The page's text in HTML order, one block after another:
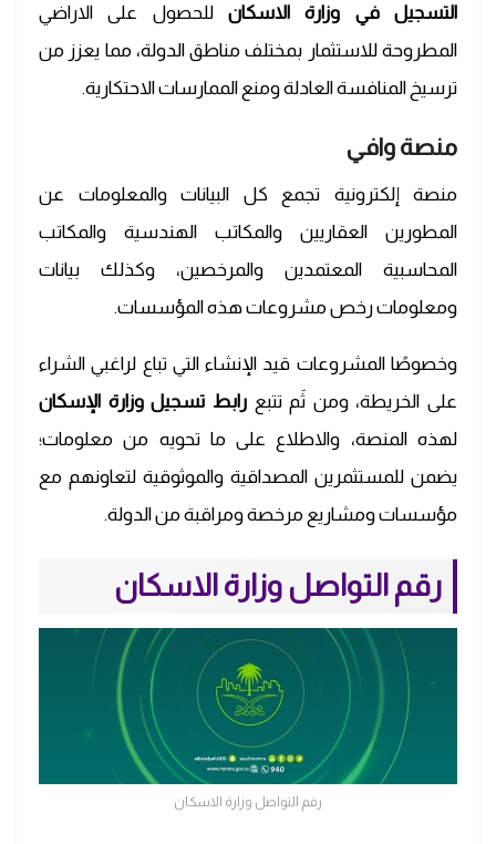
التسجيل في وزارة الاسكان للحصول على الاراضي
المطروحة للاستثمار بمختلف مناطق الدولة، مما يعزز من
ترسيخ المنافسة العادلة ومنع الممارسات الاحتكارية.
منصة وافي
منصة إلكترونية تجمع كل البيانات والمعلومات عن
المطورين العقاريين والمكاتب الهندسية والمكاتب
المحاسبية المعتمدين والمرخصين، وكذلك بيانات
ومعلومات رخص مشروعات هذه المؤسسات.
وخصوصًا المشروعات قيد الإنشاء التي تباع لراغبي الشراء
على الخريطة، ومن ثَم تتبعرابط تسجيل وزارة الإسكان
لهذه المنصة، والاطلاع على ما تحويه من معلومات؛
يضمن للمستثمرين المصداقية والموثوقية لتعاونهم مع
مؤسسات ومشاريع مرخصة ومراقبة من الدولة.
رقم التواصل وزارة الاسكان
رقم التواصل وزارة الاسكان